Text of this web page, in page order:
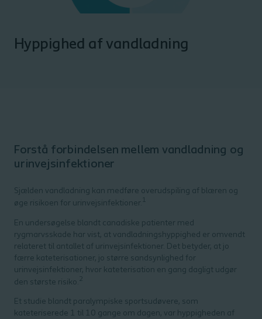
Hyppighed af vandladning
Forstå forbindelsen mellem vandladning og
urinvejsinfektioner
Sjælden vandladning kan medføre overudspiling af blæren og
øge risikoen for urinvejsinfektioner. 1
En undersøgelse blandt canadiske patienter med
rygmarvsskade har vist, at vandladningshyppighed er omvendt
relateret til antallet af urinvejsinfektioner. Det betyder, at jo
færre kateterisationer, jo større sandsynlighed for
urinvejsinfektioner, hvor kateterisation en gang dagligt udgør
den største risiko. 2
Et studie blandt paralympiske sportsudøvere, som
kateteriserede 1 til 10 gange om dagen, var hyppigheden af